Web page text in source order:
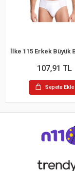
107,91 TL
Sepete Ekle